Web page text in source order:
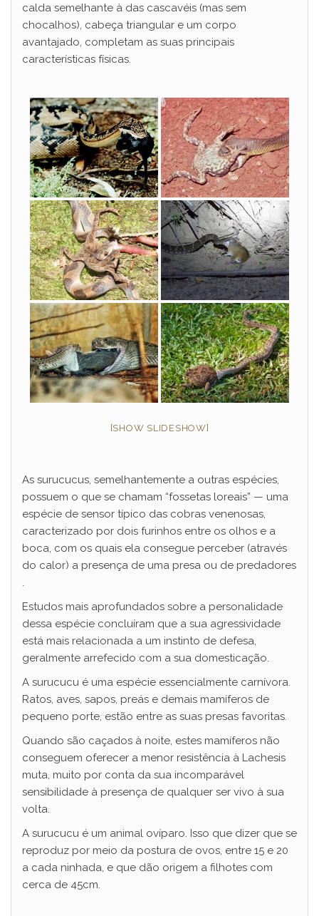
calda semelhante à das cascavéis (mas sem
chocalhos), cabeça triangular e um corpo
avantajado, completam as suas principais
características físicas.
[SHOW SLIDESHOW]
As surucucus, semelhantemente a outras espécies,
possuem o que se chamam “fossetas loreais” — uma
espécie de sensor típico das cobras venenosas,
caracterizado por dois furinhos entre os olhos e a
boca, com os quais ela consegue perceber (através
do calor) a presença de uma presa ou de predadores
.
Estudos mais aprofundados sobre a personalidade
dessa espécie concluíram que a sua agressividade
está mais relacionada a um instinto de defesa,
geralmente arrefecido com a sua domesticação.
A surucucu é uma espécie essencialmente carnívora.
Ratos, aves, sapos, preás e demais mamíferos de
pequeno porte, estão entre as suas presas favoritas.
Quando são caçados à noite, estes mamíferos não
conseguem oferecer a menor resistência à Lachesis
muta, muito por conta da sua incomparável
sensibilidade à presença de qualquer ser vivo à sua
volta.
A surucucu é um animal ovíparo. Isso que dizer que se
reproduz por meio da postura de ovos, entre 15 e 20
a cada ninhada, e que dão origem a filhotes com
cerca de 45cm.